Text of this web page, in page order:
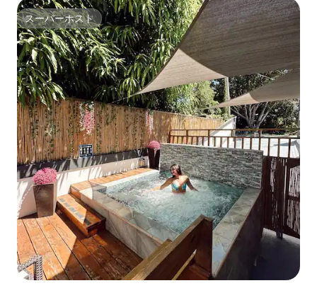
スーパーホスト
スーパーホスト